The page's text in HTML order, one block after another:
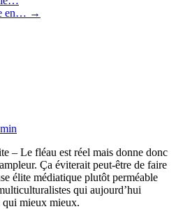
en… →
– Le fléau est réel mais donne donc
Ça éviterait peut-être de faire
élite médiatique plutôt perméable
qui aujourd’hui
qui mieux mieux.